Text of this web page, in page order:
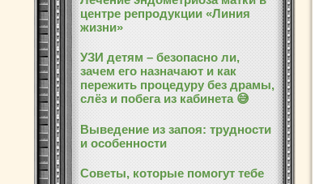
центре репродукции «Линия
жизни»
УЗИ детям – безопасно ли,
зачем его назначают и как
пережить процедуру без драмы,
слёз и побега из кабинета 😅
Выведение из запоя: трудности
и особенности
Советы, которые помогут тебе